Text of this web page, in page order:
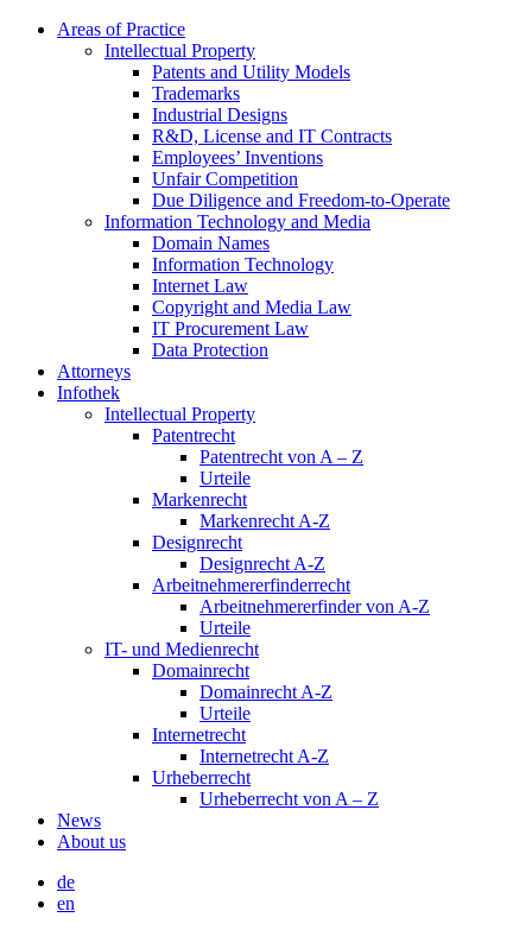
Areas of Practice
Intellectual Property
Patents and Utility Models
Trademarks
Industrial Designs
R&D, License and IT Contracts
Employees’ Inventions
Unfair Competition
Due Diligence and Freedom-to-Operate
Information Technology and Media
Domain Names
Information Technology
Internet Law
Copyright and Media Law
IT Procurement Law
Data Protection
Attorneys
Infothek
Intellectual Property
Patentrecht
Patentrecht von A – Z
Urteile
Markenrecht
Markenrecht A-Z
Designrecht
Designrecht A-Z
Arbeitnehmererfinderrecht
Arbeitnehmererfinder von A-Z
Urteile
IT- und Medienrecht
Domainrecht
Domainrecht A-Z
Urteile
Internetrecht
Internetrecht A-Z
Urheberrecht
Urheberrecht von A – Z
News
About us
de
en